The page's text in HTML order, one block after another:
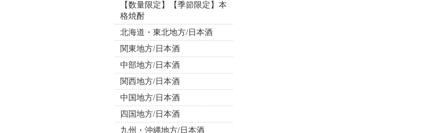
【数量限定】【季節限定】本
格焼酎
北海道・東北地方/日本酒
関東地方/日本酒
中部地方/日本酒
関西地方/日本酒
中国地方/日本酒
四国地方/日本酒
九州・沖縄地方/日本酒